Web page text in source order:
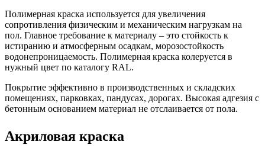
Полимерная краска используется для увеличения
сопротивления физическим и механическим нагрузкам на
пол. Главное требование к материалу – это стойкость к
истиранию и атмосферным осадкам, морозостойкость
водонепроницаемость. Полимерная краска колеруется в
нужный цвет по каталогу RAL.
Покрытие эффективно в производственных и складских
помещениях, парковках, пандусах, дорогах. Высокая адгезия с
бетонным основанием материал не отслаивается от пола.
Акриловая краска